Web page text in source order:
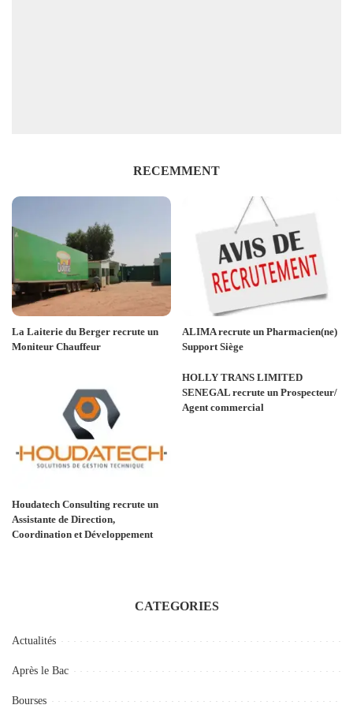
RECEMMENT
La Laiterie du Berger recrute un
Moniteur Chauffeur
ALIMA recrute un Pharmacien(ne)
Support Siège
Houdatech Consulting recrute un
Assistante de Direction,
Coordination et Développement
HOLLY TRANS LIMITED
SENEGAL recrute un Prospecteur/
Agent commercial
CATEGORIES
Actualités
Après le Bac
Bourses